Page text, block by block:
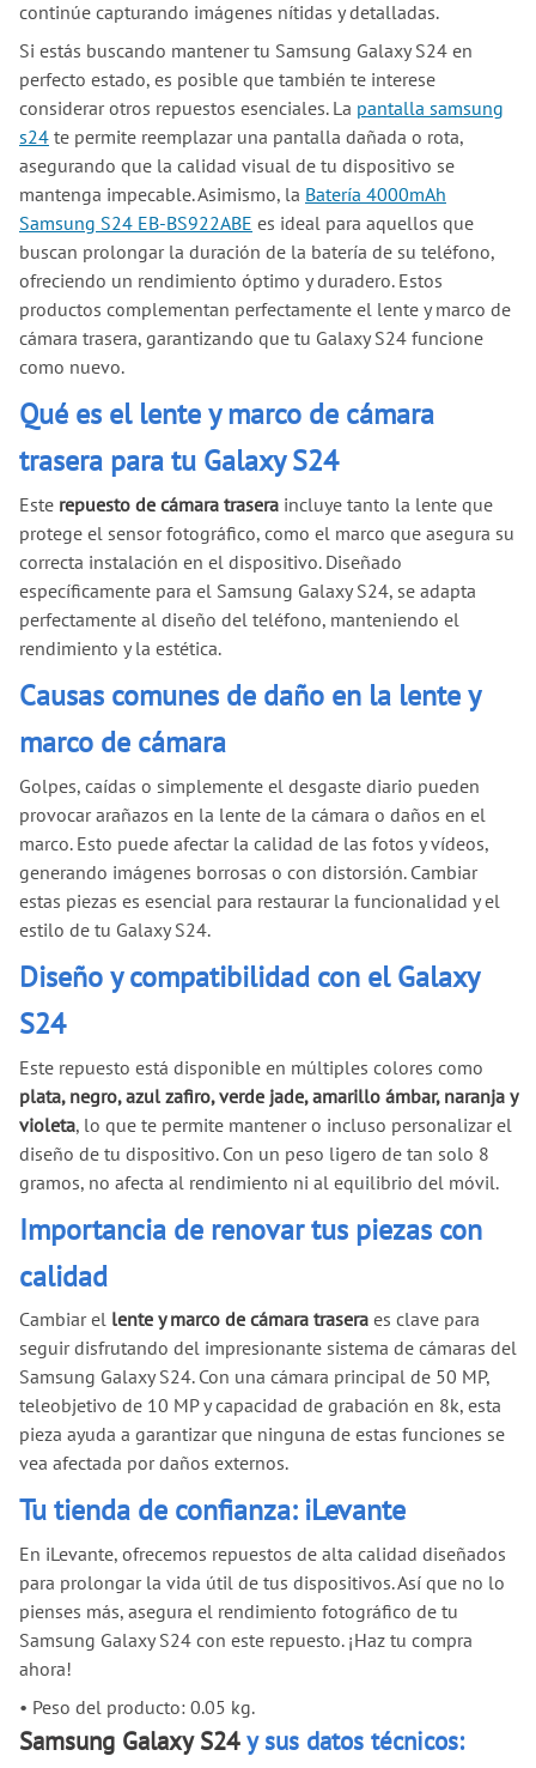
continúe capturando imágenes nítidas y detalladas.
Si estás buscando mantener tu Samsung Galaxy S24 en
perfecto estado, es posible que también te interese
considerar otros repuestos esenciales. La pantalla samsung
s24 te permite reemplazar una pantalla dañada o rota,
asegurando que la calidad visual de tu dispositivo se
mantenga impecable. Asimismo, la Batería 4000mAh
Samsung S24 EB-BS922ABE es ideal para aquellos que
buscan prolongar la duración de la batería de su teléfono,
ofreciendo un rendimiento óptimo y duradero. Estos
productos complementan perfectamente el lente y marco de
cámara trasera, garantizando que tu Galaxy S24 funcione
como nuevo.
Qué es el lente y marco de cámara
trasera para tu Galaxy S24
Este repuesto de cámara trasera incluye tanto la lente que
protege el sensor fotográfico, como el marco que asegura su
correcta instalación en el dispositivo. Diseñado
específicamente para el Samsung Galaxy S24, se adapta
perfectamente al diseño del teléfono, manteniendo el
rendimiento y la estética.
Causas comunes de daño en la lente y
marco de cámara
Golpes, caídas o simplemente el desgaste diario pueden
provocar arañazos en la lente de la cámara o daños en el
marco. Esto puede afectar la calidad de las fotos y vídeos,
generando imágenes borrosas o con distorsión. Cambiar
estas piezas es esencial para restaurar la funcionalidad y el
estilo de tu Galaxy S24.
Diseño y compatibilidad con el Galaxy
S24
Este repuesto está disponible en múltiples colores como
plata, negro, azul zafiro, verde jade, amarillo ámbar, naranja y
violeta, lo que te permite mantener o incluso personalizar el
diseño de tu dispositivo. Con un peso ligero de tan solo 8
gramos, no afecta al rendimiento ni al equilibrio del móvil.
Importancia de renovar tus piezas con
calidad
Cambiar el lente y marco de cámara trasera es clave para
seguir disfrutando del impresionante sistema de cámaras del
Samsung Galaxy S24. Con una cámara principal de 50 MP,
teleobjetivo de 10 MP y capacidad de grabación en 8k, esta
pieza ayuda a garantizar que ninguna de estas funciones se
vea afectada por daños externos.
Tu tienda de confianza: iLevante
En iLevante, ofrecemos repuestos de alta calidad diseñados
para prolongar la vida útil de tus dispositivos. Así que no lo
pienses más, asegura el rendimiento fotográfico de tu
Samsung Galaxy S24 con este repuesto. ¡Haz tu compra
ahora!
• Peso del producto: 0.05 kg.
Samsung Galaxy S24y sus datos técnicos: